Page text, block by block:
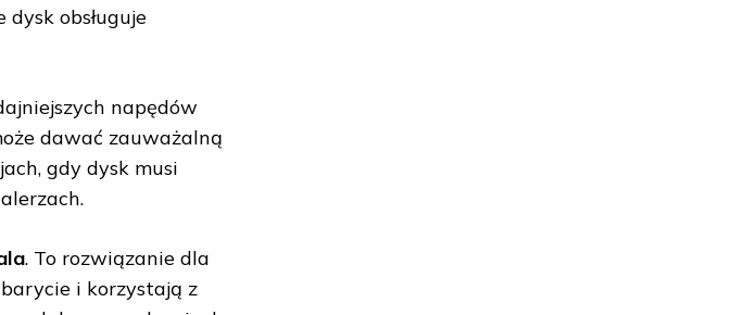
dysk obsługuje
napędów
dawać zauważalną
gdy dysk musi
. To rozwiązanie dla
i korzystają z